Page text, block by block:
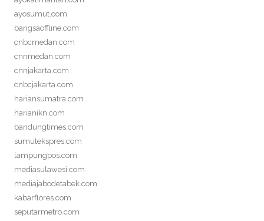
ayosumut.com
bangsaoffline.com
cnbcmedan.com
cnnmedan.com
cnnjakarta.com
cnbcjakarta.com
hariansumatra.com
harianikn.com
bandungtimes.com
sumutekspres.com
lampungpos.com
mediasulawesi.com
mediajabodetabek.com
kabarflores.com
seputarmetro.com